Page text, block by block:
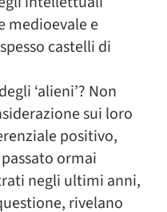
medioevale e
castelli di
‘alieni’? Non
sui loro
positivo,
ormai
negli ultimi anni,
rivelano